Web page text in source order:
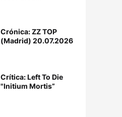
Crónica: ZZ TOP
(Madrid) 20.07.2026
Crítica: Left To Die
"Initium Mortis”